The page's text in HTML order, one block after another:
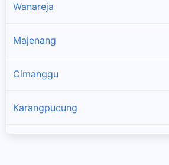
Wanareja
Majenang
Cimanggu
Karangpucung